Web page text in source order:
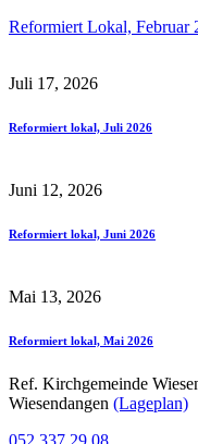
Reformiert Lokal, Februar
Juli 17, 2026
Reformiert lokal, Juli 2026
Juni 12, 2026
Reformiert lokal, Juni 2026
Mai 13, 2026
Reformiert lokal, Mai 2026
Ref. Kirchgemeinde
Wiesendangen (Lageplan)
052 337 29 08